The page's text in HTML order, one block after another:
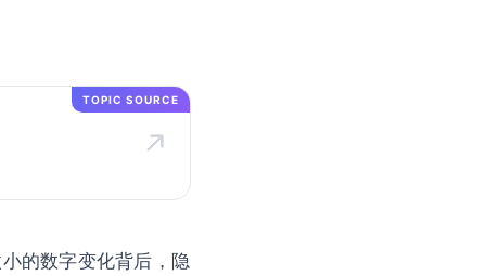
TOPIC SOURCE
的数字变化背后，隐